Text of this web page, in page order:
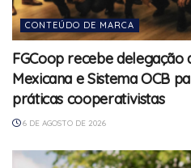
CONTEÚDO DE MARCA
FGCoop recebe delegação
Mexicana e Sistema OCB
práticas cooperativistas
6 DE AGOSTO DE 2026